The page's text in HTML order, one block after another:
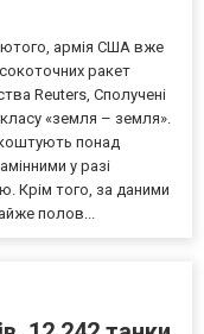
армія США вже
ракет
Reuters, Сполучені
«земля – земля».
коштують понад
у разі
Крім того, за даними
полов...